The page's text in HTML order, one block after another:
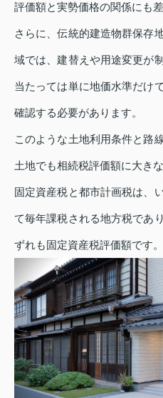
評価額と実勢価格の関係にも
さらに、伝統的建造物群保存
域では、建替えや用途変更が
当たっては単に地価水準だけ
確認する必要があります。
このような土地利用条件と路
土地でも相続税評価額に大き
固定資産税と都市計画税は、
て毎年課税される地方税であ
ずれも固定資産税評価額です。